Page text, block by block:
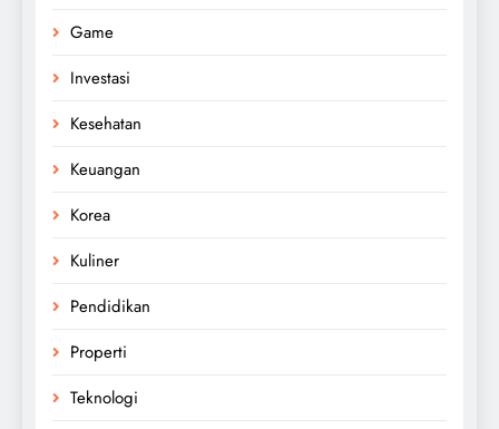
Game
Investasi
Kesehatan
Keuangan
Korea
Kuliner
Pendidikan
Properti
Teknologi